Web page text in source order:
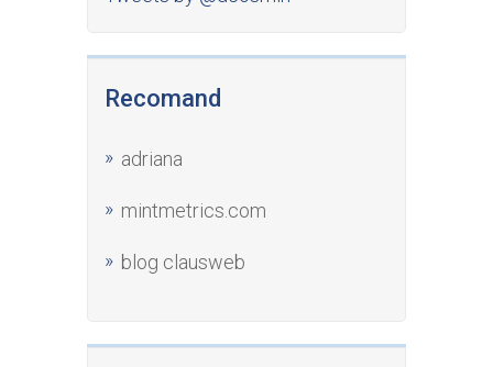
Recomand
adriana
mintmetrics.com
blog clausweb